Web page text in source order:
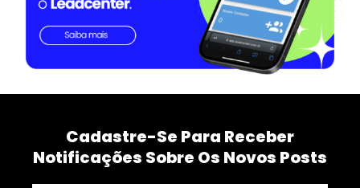
Cadastre-Se Para Receber
Notificações Sobre Os Novos Posts